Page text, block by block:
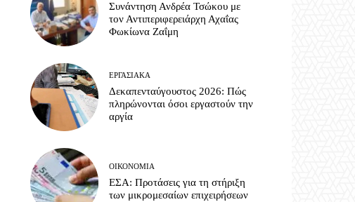
Συνάντηση Ανδρέα Τσώκου με
τον Αντιπεριφερειάρχη Αχαΐας
Φωκίωνα Ζαΐμη
ΕΡΓΑΣΙΑΚΆ
Δεκαπενταύγουστος 2026: Πώς
πληρώνονται όσοι εργαστούν την
αργία
ΟΙΚΟΝΟΜΊΑ
ΕΣΑ: Προτάσεις για τη στήριξη
των μικρομεσαίων επιχειρήσεων